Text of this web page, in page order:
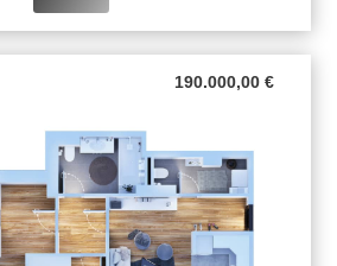
190.000,00 €